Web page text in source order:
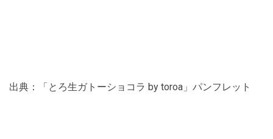
出典：「とろ生ガトーショコラ by toroa」パンフレット